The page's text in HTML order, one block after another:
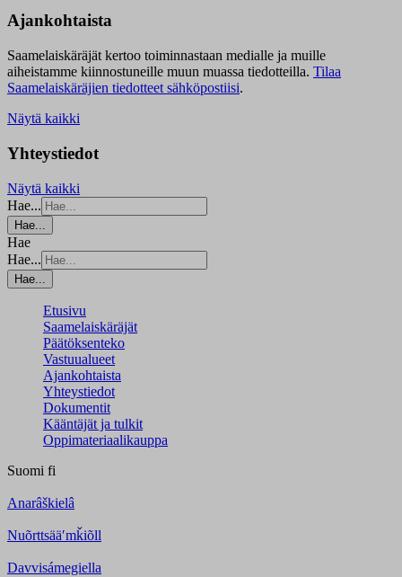
Ajankohtaista
Saamelaiskäräjät kertoo toiminnastaan medialle ja muille
aiheistamme kiinnostuneille muun muassa tiedotteilla. Tilaa
Saamelaiskäräjien tiedotteet sähköpostiisi.
Näytä kaikki
Yhteystiedot
Näytä kaikki
Hae...
Hae...
Hae
Hae...
Hae...
Etusivu
Saamelaiskäräjät
Päätöksenteko
Vastuualueet
Ajankohtaista
Yhteystiedot
Dokumentit
Kääntäjät ja tulkit
Oppimateriaalikauppa
Suomi fi
Anarâškielâ
Nuõrttsääʹmǩiõll
Davvisámegiella